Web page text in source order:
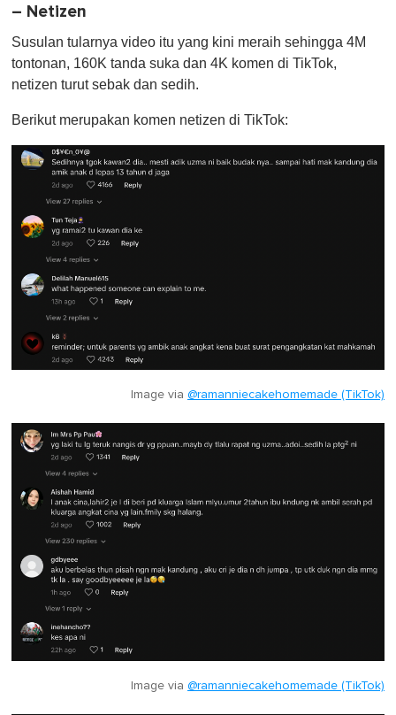
– Netizen
Susulan tularnya video itu yang kini meraih sehingga 4M
tontonan, 160K tanda suka dan 4K komen di TikTok,
netizen turut sebak dan sedih.
Berikut merupakan komen netizen di TikTok:
Image via @ramanniecakehomemade (TikTok)
Image via @ramanniecakehomemade (TikTok)